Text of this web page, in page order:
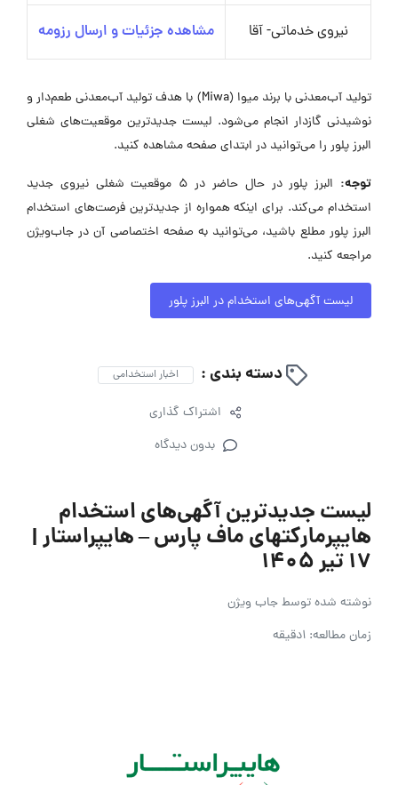
نیروی خدماتی- آقا مشاهده جزئیات و ارسال رزومه
تولید آب‌معدنی با برند میوا (Miwa) با هدف تولید آب‌معدنی طعم‌دار و
نوشیدنی گازدار انجام می‌شود. لیست جدیدترین موقعیت‌های شغلی
البرز پلور را می‌توانید در ابتدای صفحه مشاهده کنید.
توجه:
البرز پلور در حال حاضر در ۵ موقعیت شغلی نیروی جدید
استخدام می‌کند. برای اینکه همواره از جدیدترین فرصت‌های استخدام
البرز پلور مطلع باشید، می‌توانید به صفحه اختصاصی آن در جاب‌ویژن
مراجعه کنید.
لیست آگهی‌های استخدام در البرز پلور
دسته بندی : اخبار استخدامی
اشتراک گذاری
بدون دیدگاه
لیست جدیدترین آگهی‌های استخدام
هایپرمارکتهای ماف پارس – هایپراستار |
۱۷ تیر ۱۴۰۵
نوشته شده توسطجاب ویژن
زمان مطالعه: 1دقیقه